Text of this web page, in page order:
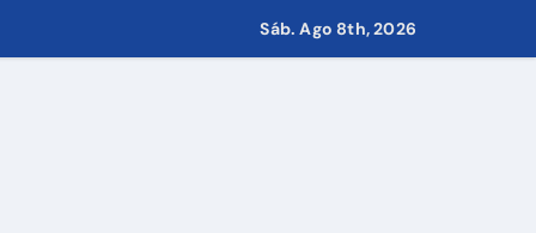
Sáb. Ago 8th, 2026